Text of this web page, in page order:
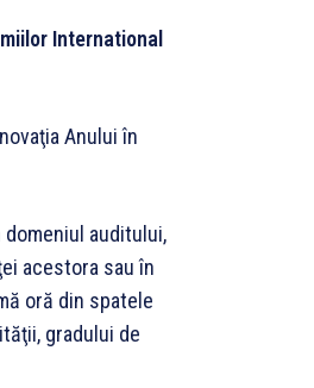
International
Anului în
auditului,
acestora sau în
oră din spatele
gradului de